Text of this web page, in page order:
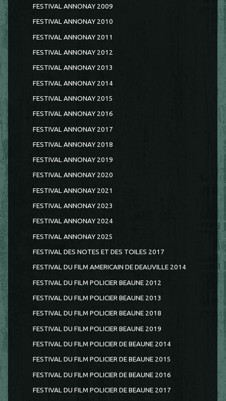
FESTIVAL ANNONAY 2009
FESTIVAL ANNONAY 2010
FESTIVAL ANNONAY 2011
FESTIVAL ANNONAY 2012
FESTIVAL ANNONAY 2013
FESTIVAL ANNONAY 2014
FESTIVAL ANNONAY 2015
FESTIVAL ANNONAY 2016
FESTIVAL ANNONAY 2017
FESTIVAL ANNONAY 2018
FESTIVAL ANNONAY 2019
FESTIVAL ANNONAY 2020
FESTIVAL ANNONAY 2021
FESTIVAL ANNONAY 2023
FESTIVAL ANNONAY 2024
FESTIVAL ANNONAY 2025
FESTIVAL DES NOTES ET DES TOILES 2017
FESTIVAL DU FILM AMERICAIN DE DEAUVILLE 2014
FESTIVAL DU FILM POLICIER BEAUNE 2012
FESTIVAL DU FILM POLICIER BEAUNE 2013
FESTIVAL DU FILM POLICIER BEAUNE 2018
FESTIVAL DU FILM POLICIER BEAUNE 2019
FESTIVAL DU FILM POLICIER DE BEAUNE 2014
FESTIVAL DU FILM POLICIER DE BEAUNE 2015
FESTIVAL DU FILM POLICIER DE BEAUNE 2016
FESTIVAL DU FILM POLICIER DE BEAUNE 2017